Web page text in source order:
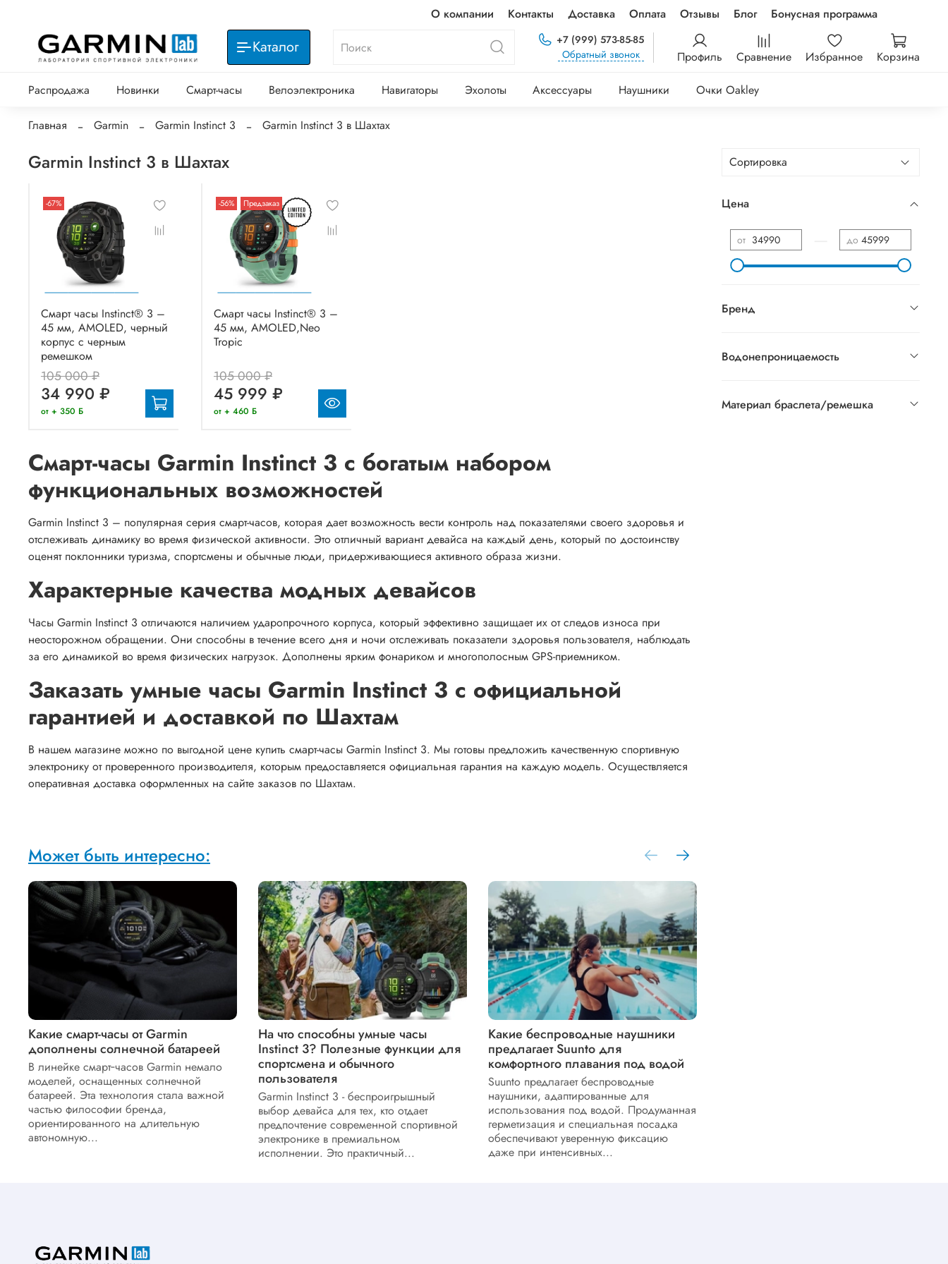
О компании Контакты Доставка Оплата Отзывы Блог Бонусная программа
Каталог
+7 (999) 573-85-85
Обратный звонок
Профиль Сравнение Избранное Корзина
Распродажа Новинки Смарт-часы Велоэлектроника Навигаторы Эхолоты Аксессуары Наушники Очки Oakley
Главная Garmin Garmin Instinct 3 Garmin Instinct 3 в Шахтах
Garmin Instinct 3 в Шахтах
-67%
Смарт часы Instinct® 3 –
45 мм, AMOLED, черный
корпус с черным
ремешком
105 000 ₽
34 990 ₽
от + 350 Б
-56% Предзаказ
Смарт часы Instinct® 3 –
45 мм, AMOLED,Neo
Tropic
105 000 ₽
45 999 ₽
от + 460 Б
Смарт-часы Garmin Instinct 3 с богатым набором
функциональных возможностей
Garmin Instinct 3 – популярная серия смарт-часов, которая дает возможность вести контроль над показателями своего здоровья и
отслеживать динамику во время физической активности. Это отличный вариант девайса на каждый день, который по достоинству
оценят поклонники туризма, спортсмены и обычные люди, придерживающиеся активного образа жизни.
Характерные качества модных девайсов
Часы Garmin Instinct 3 отличаются наличием ударопрочного корпуса, который эффективно защищает их от следов износа при
неосторожном обращении. Они способны в течение всего дня и ночи отслеживать показатели здоровья пользователя, наблюдать
за его динамикой во время физических нагрузок. Дополнены ярким фонариком и многополосным GPS-приемником.
Заказать умные часы Garmin Instinct 3 с официальной
гарантией и доставкой по Шахтам
В нашем магазине можно по выгодной цене купить смарт-часы Garmin Instinct 3. Мы готовы предложить качественную спортивную
электронику от проверенного производителя, которым предоставляется официальная гарантия на каждую модель. Осуществляется
оперативная доставка оформленных на сайте заказов по Шахтам.
Может быть интересно:
Какие смарт-часы от Garmin
дополнены солнечной батареей
В линейке смарт‑часов Garmin немало
моделей, оснащенных солнечной
батареей. Эта технология стала важной
частью философии бренда,
ориентированного на длительную
автономную...
На что способны умные часы
Instinct 3? Полезные функции для
спортсмена и обычного
пользователя
Garmin Instinct 3 - беспроигрышный
выбор девайса для тех, кто отдает
предпочтение современной спортивной
электронике в премиальном
исполнении. Это практичный...
Какие беспроводные наушники
предлагает Suunto для
комфортного плавания под водой
Suunto предлагает беспроводные
наушники, адаптированные для
использования под водой. Продуманная
герметизация и специальная посадка
обеспечивают уверенную фиксацию
даже при интенсивных...
Цена
от до
Бренд
Водонепроницаемость
Материал браслета/ремешка